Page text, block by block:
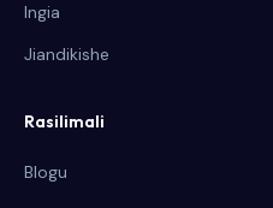
Ingia
Jiandikishe
Rasilimali
Blogu